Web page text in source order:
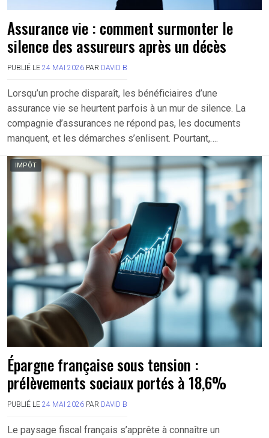
Assurance vie : comment surmonter le
silence des assureurs après un décès
PUBLIÉ LE 24 MAI 2026 PAR DAVID B
Lorsqu’un proche disparaît, les bénéficiaires d’une
assurance vie se heurtent parfois à un mur de silence. La
compagnie d’assurances ne répond pas, les documents
manquent, et les démarches s’enlisent. Pourtant,….
IMPÔT
Épargne française sous tension :
prélèvements sociaux portés à 18,6%
PUBLIÉ LE 24 MAI 2026 PAR DAVID B
Le paysage fiscal français s’apprête à connaître un